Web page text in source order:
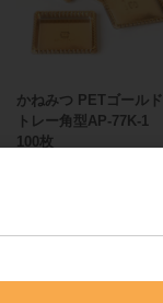
かねみつ PETゴールド
トレー角型AP-77K-1
100枚